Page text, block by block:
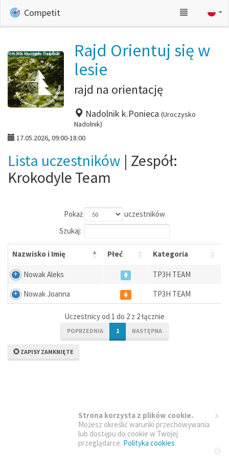
Competit
Rajd Orientuj się w
lesie
rajd na orientację
Nadolnik k.Ponieca (Uroczysko
Nadolnik)
17.05.2026, 09:00-18:00
Lista uczestników | Zespół:
Krokodyle Team
Pokaż
uczestników
Szukaj:
Nazwisko i Imię Płeć Kategoria
Nowak Aleks
TP3H TEAM
Nowak Joanna
TP3H TEAM
Uczestnicy od 1 do 2 z 2 łącznie
POPRZEDNIA 1 NASTĘPNA
ZAPISY ZAMKNIĘTE
Strona korzysta z plików cookie.
Możesz określić warunki przechowywania
lub dostępu do cookie w Twojej
przeglądarce. Polityka cookies.
x